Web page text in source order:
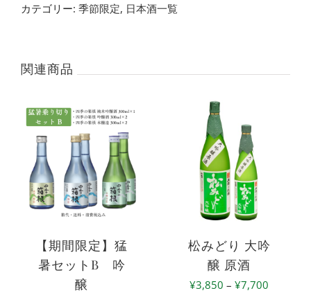
し
た
の
お
酒
個
カテゴリー: 季節限定, 日本酒一覧
関連商品
【期間限定】猛
暑セットB 吟
醸
松みどり 大吟
醸 原酒
¥3,850 –¥7,700